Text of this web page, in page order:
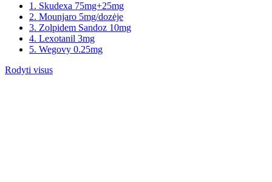
1. Skudexa 75mg+25mg
2. Mounjaro 5mg/dozėje
3. Zolpidem Sandoz 10mg
4. Lexotanil 3mg
5. Wegovy 0.25mg
Rodyti visus